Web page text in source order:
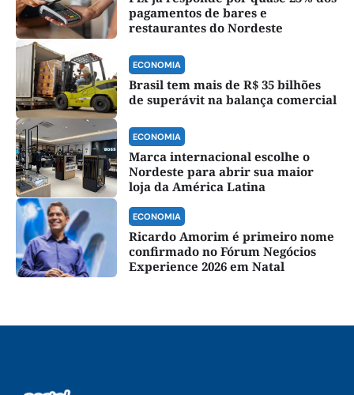
pagamentos de bares e
restaurantes do Nordeste
ECONOMIA
Brasil tem mais de R$ 35 bilhões
de superávit na balança comercial
ECONOMIA
Marca internacional escolhe o
Nordeste para abrir sua maior
loja da América Latina
ECONOMIA
Ricardo Amorim é primeiro nome
confirmado no Fórum Negócios
Experience 2026 em Natal